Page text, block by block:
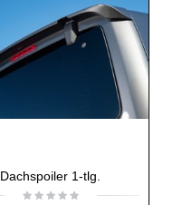
Dachspoiler 1-tlg.